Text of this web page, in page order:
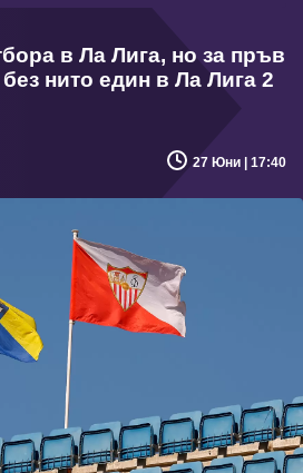
в Ла Лига, но за пръв
нито един в Ла Лига 2
27 Юни | 17:40